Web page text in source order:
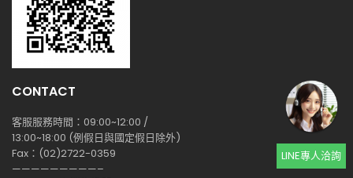
CONTACT
客服服務時間：09:00~12:00 /
13:00~18:00 (例假日與國定假日除外)
Fax：(02)2722-0359
—————————–
LINE專人洽詢